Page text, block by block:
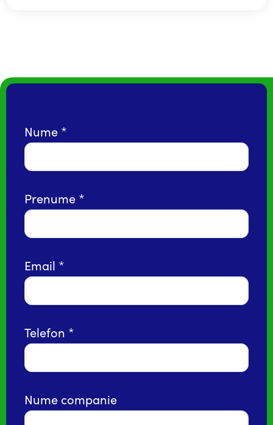
Nume
Prenume
Email
Telefon
Nume companie